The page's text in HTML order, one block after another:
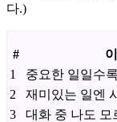
다.)
#
1
중요한 일일수
2
재미있는 일엔
3
대화 중 나도 모